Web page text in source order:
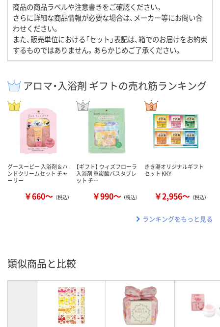
商品の商品ラベルや注意書きをご確認ください。
さらに詳細な商品情報が必要な場合は、メーカー等にお問い合
わせください。
また、販売単位における「セット」表記は、箱でのお届けをお約束
するものではありません。あらかじめご了承ください。
アロマ・入浴剤 ギフトの売れ筋ランキング
グースーピー 入浴剤＆ハ
ンドクリームセット チャ
ーリー
￥660～ （税込）
【ギフト】 ウィズフローラ
入浴剤 重炭酸バスタブレ
ット チ…
￥990～ （税込）
きき湯オリジナルギフト
セット KKY
￥2,956～ （税込）
ランキングをもっと見る
類似商品と比較